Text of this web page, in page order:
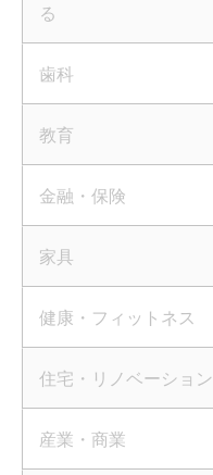
る
歯科
教育
金融・保険
家具
健康・フィットネス
住宅・リノベーション
産業・商業